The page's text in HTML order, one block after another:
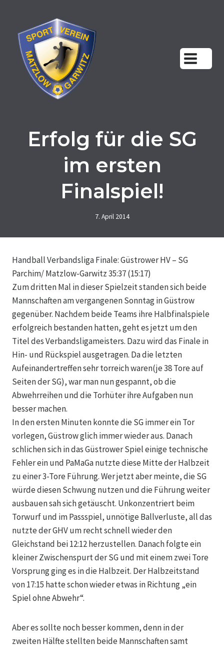
springen
Erfolg für die SG
im ersten
Finalspiel!
7. April 2014
Handball Verbandsliga Finale: Güstrower HV – SG
Parchim/ Matzlow-Garwitz 35:37 (15:17)
Zum dritten Mal in dieser Spielzeit standen sich beide
Mannschaften am vergangenen Sonntag in Güstrow
gegenüber. Nachdem beide Teams ihre Halbfinalspiele
erfolgreich bestanden hatten, geht es jetzt um den
Titel des Verbandsligameisters. Dazu wird das Finale in
Hin- und Rückspiel ausgetragen. Da die letzten
Aufeinandertreffen sehr torreich waren(je 38 Tore auf
Seiten der SG), war man nun gespannt, ob die
Abwehrreihen und die Torhüter ihre Aufgaben nun
besser machen.
In den ersten Minuten konnte die SG immer ein Tor
vorlegen, Güstrow glich immer wieder aus. Danach
schlichen sich in das Güstrower Spiel einige technische
Fehler ein und PaMaGa nutzte diese Mitte der Halbzeit
zu einer 3-Tore Führung. Wer jetzt aber meinte, die SG
würde diesen Schwung nutzen und die Führung weiter
ausbauen sah sich getäuscht. Unkonzentriert beim
Torwurf und im Passspiel, unnötige Ballverluste, all das
nutzte der GHV um recht schnell wieder den
Gleichstand bei 12:12 herzustellen. Danach folgte ein
kleiner Zwischenspurt der SG und mit einem zwei Tore
Vorsprung ging es in die Halbzeit. Der Halbzeitstand
von 17:15 hatte schon wieder etwas in Richtung „ein
Spiel ohne Abwehr“.
Aber es sollte noch besser kommen, denn in der
zweiten Hälfte stellten beide Mannschaften samt